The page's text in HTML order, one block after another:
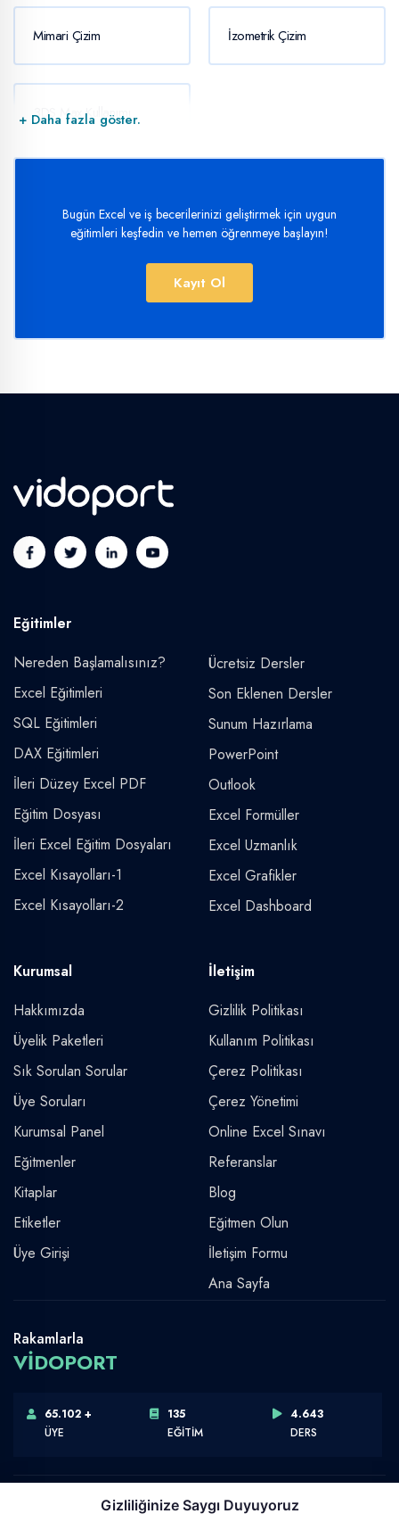
Mimari Çizim İzometrik Çizim
3DS Max Kullanımı
+ Daha fazla göster.
Bugün Excel ve iş becerilerinizi geliştirmek için uygun
eğitimleri keşfedin ve hemen öğrenmeye başlayın!
Kayıt Ol
Eğitimler
Nereden Başlamalısınız?
Excel Eğitimleri
SQL Eğitimleri
DAX Eğitimleri
İleri Düzey Excel PDF
Eğitim Dosyası
İleri Excel Eğitim Dosyaları
Excel Kısayolları-1
Excel Kısayolları-2
Ücretsiz Dersler
Son Eklenen Dersler
Sunum Hazırlama
PowerPoint
Outlook
Excel Formüller
Excel Uzmanlık
Excel Grafikler
Excel Dashboard
Kurumsal
Hakkımızda
Üyelik Paketleri
Sık Sorulan Sorular
Üye Soruları
Kurumsal Panel
Eğitmenler
Kitaplar
Etiketler
Üye Girişi
İletişim
Gizlilik Politikası
Kullanım Politikası
Çerez Politikası
Çerez Yönetimi
Online Excel Sınavı
Referanslar
Blog
Eğitmen Olun
İletişim Formu
Ana Sayfa
Rakamlarla
VİDOPORT
65.102 +
ÜYE
135
EĞİTİM
4.643
DERS
Gizliliğinize Saygı Duyuyoruz